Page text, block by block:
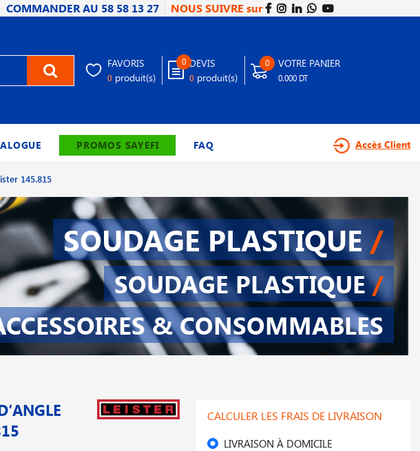
COMMANDER AU 58 58 13 27 NOUS SUIVRE sur
FAVORIS
0 produit(s)
0 DEVIS
0 produit(s)
0 VOTRE PANIER
0.000 DT
PROMOS SAYEFI FAQ Accès Client
145.815
SOUDAGE PLASTIQUE /
SOUDAGE PLASTIQUE/
& CONSOMMABLES
CALCULER LES FRAIS DE LIVRAISON
LIVRAISON À DOMICILE